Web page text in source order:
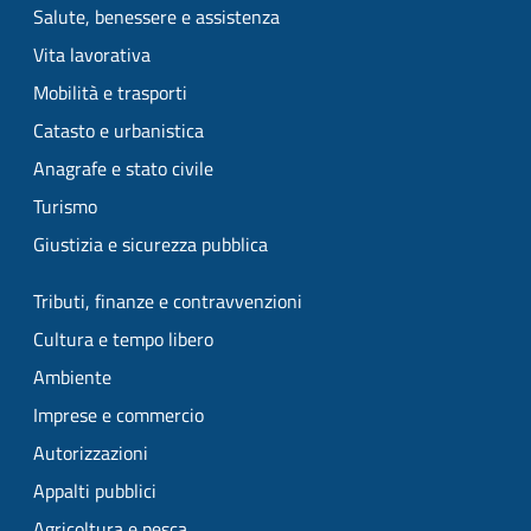
Salute, benessere e assistenza
Vita lavorativa
Mobilità e trasporti
Catasto e urbanistica
Anagrafe e stato civile
Turismo
Giustizia e sicurezza pubblica
Tributi, finanze e contravvenzioni
Cultura e tempo libero
Ambiente
Imprese e commercio
Autorizzazioni
Appalti pubblici